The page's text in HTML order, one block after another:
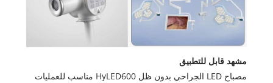
مشهد قابل للتطبيق
مصباح LED الجراحي بدون ظل HyLED600 مناسب للعمليات